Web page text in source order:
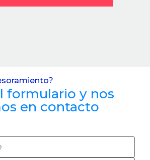
formulario y nos
en contacto